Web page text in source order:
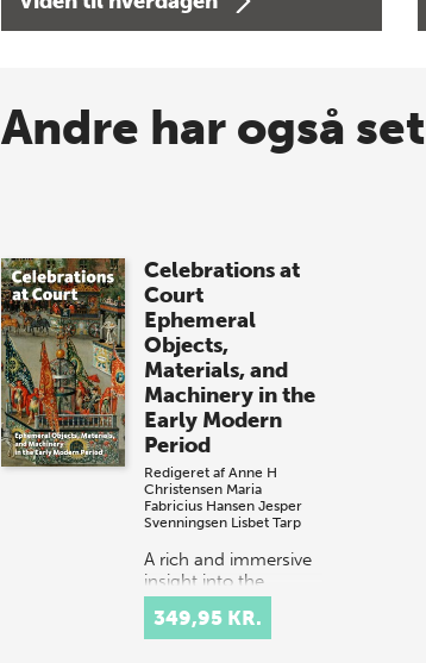
Andre har også set
Celebrations at
Court
Ephemeral
Objects,
Materials, and
Machinery in the
Early Modern
Period
Redigeret af Anne H
Christensen Maria
Fabricius Hansen Jesper
Svenningsen Lisbet Tarp
A rich and immersive
insight into the
spectacular courtly
festival culture of
16th and 17th-
349,95 KR.